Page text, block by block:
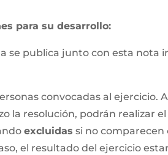
para su desarrollo:
se publica junto con esta
convocadas al
la resolución, podrán realizar
excluidas si no comparecen
el resultado del ejercicio